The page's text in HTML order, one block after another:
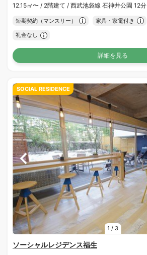
12.15㎡〜 / 2階建て / 西武池袋線 石神井公園 12分
短期契約（マンスリー） 家具・家電付き
礼金なし
詳細を見る
1 / 3
SOCIAL RESIDENCE
ソーシャルレジデンス福生